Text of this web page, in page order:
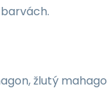
žlutý